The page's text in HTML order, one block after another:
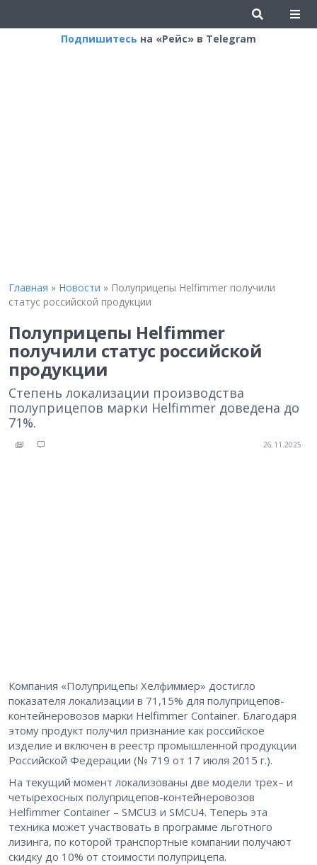
Подпишитесь на «Рейс» в Telegram
Главная » Новости » Полуприцепы Helfimmer получили
статус российской продукции
Полуприцепы Helfimmer
получили статус российской
продукции
Степень локализации производства
полуприцепов марки Helfimmer доведена до
71%.
26.11.2025
Компания «Полуприцепы Хелфиммер» достигло
показателя локализации в 71,15% для полуприцепов-
контейнеровозов марки Helfimmer Container. Благодаря
этому продукт получил признание как российское
изделие и включен в реестр промышленной продукции
Российской Федерации (№ 719 от 17 июля 2015 г.).
На текущий момент локализованы две модели трех– и
четырехосных полуприцепов-контейнеровозов
Helfimmer Container – SMCU3 и SMCU4. Теперь эта
техника может участвовать в программе льготного
лизинга, по которой транспортные компании получают
скидку до 10% от стоимости полуприцепа.